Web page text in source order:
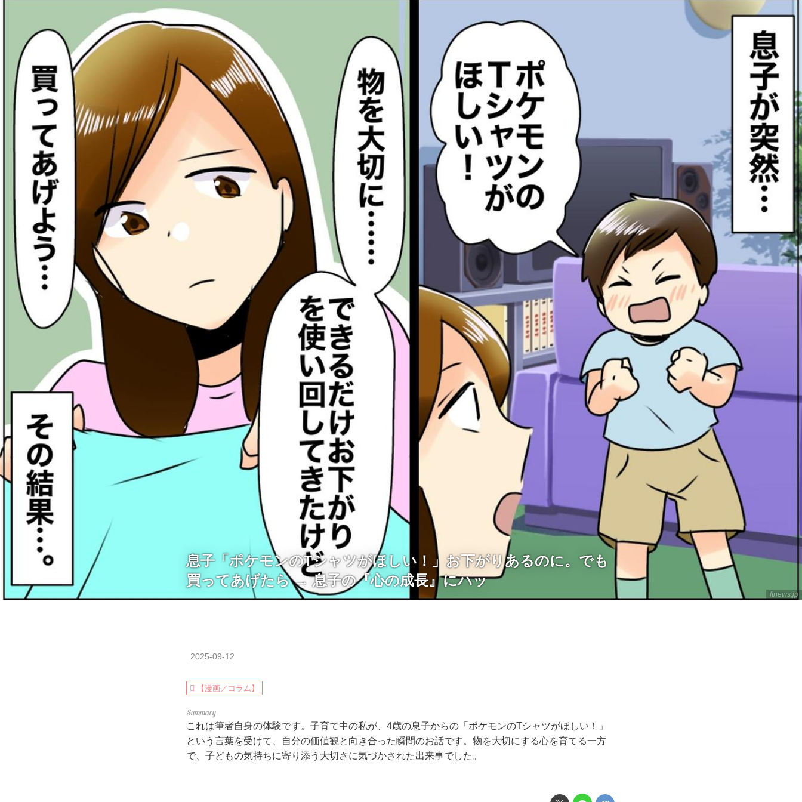
ftnews.jp
息子「ポケモンのTシャツがほしい！」お下がりあるのに。でも
買ってあげたら → 息子の『心の成長』にハッ
2025-09-12
【漫画／コラム】
これは筆者自身の体験です。子育て中の私が、4歳の息子からの「ポケモンのTシャツがほしい！」
という言葉を受けて、自分の価値観と向き合った瞬間のお話です。物を大切にする心を育てる一方
で、子どもの気持ちに寄り添う大切さに気づかされた出来事でした。